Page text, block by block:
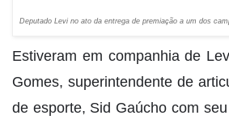
Deputado Levi no ato da entrega de premiação a um dos
Estiveram em companhia de
Gomes, superintendente de
de esporte, Sid Gaúcho com